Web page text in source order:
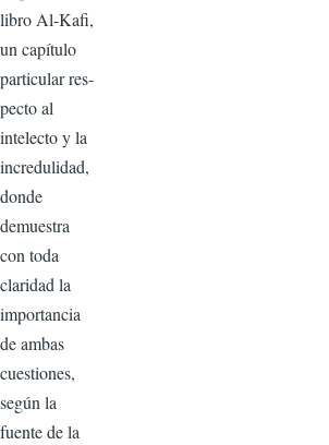
libro Al-Kafi,
un capítulo
particular res­
pecto al
intelecto y la
increduli­dad,
donde
demuestra
con toda
claridad la
importancia
de ambas
cuestiones,
según la
fuente de la